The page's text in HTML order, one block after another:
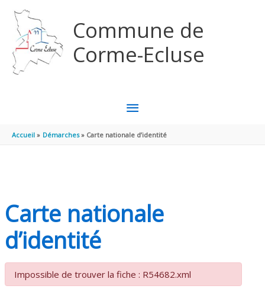
Commune de
Corme-Ecluse
MENU
PRINCIPAL
Accueil Démarches Carte nationale d’identité
Carte nationale
d’identité
Impossible de trouver la fiche : R54682.xml